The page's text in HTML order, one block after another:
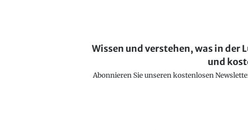
Wissen und verstehen, was in
und
Abonnieren Sie unseren kostenlosen